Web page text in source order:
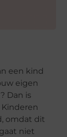
een kind
eigen
Dan is
omdat dit
niet